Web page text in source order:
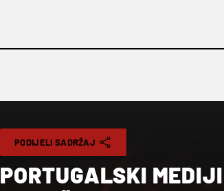
PODIJELI SADRŽAJ
PORTUGALSKI